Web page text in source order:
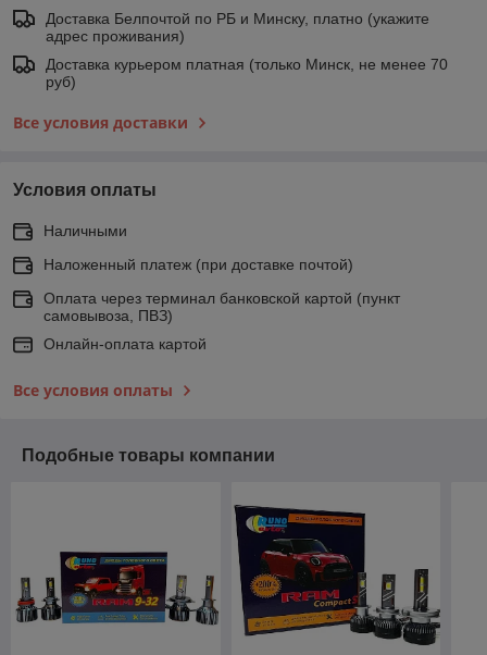
Доставка Белпочтой по РБ и Минску, платно (укажите
адрес проживания)
Доставка курьером платная (только Минск, не менее 70
руб)
Все условия доставки
Условия оплаты
Наличными
Наложенный платеж (при доставке почтой)
Оплата через терминал банковской картой (пункт
самовывоза, ПВЗ)
Онлайн-оплата картой
Все условия оплаты
Подобные товары компании